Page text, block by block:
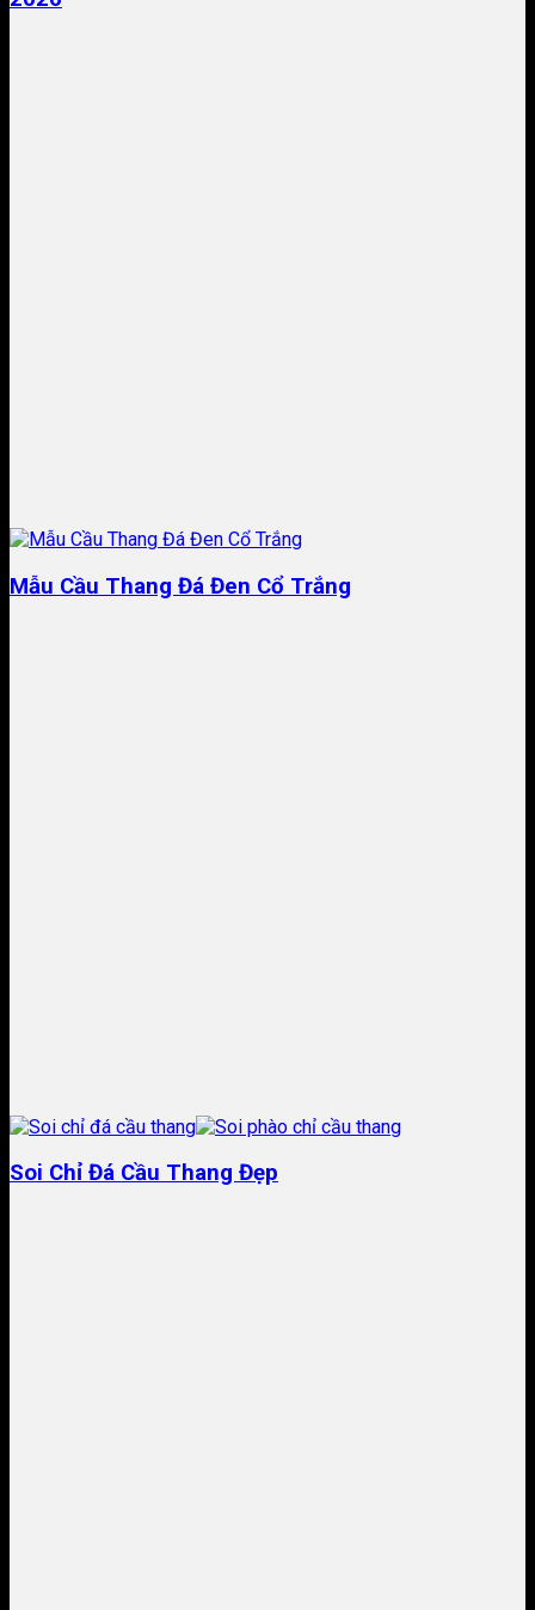
​Mẫu Cầu Thang Đá Đen Cổ Trắng
Soi Chỉ Đá Cầu Thang Đẹp